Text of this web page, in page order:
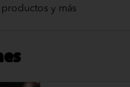
y más